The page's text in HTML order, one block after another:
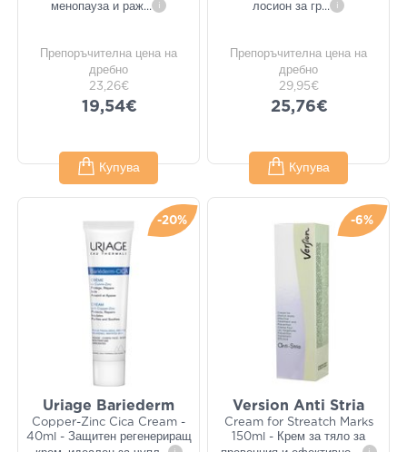
менопауза и раж... i
Препоръчителна цена на
дребно
23,26€
19,54€
Купува
лосион за гр... i
Препоръчителна цена на
дребно
29,95€
25,76€
Купува
-20%
Uriage Bariederm
Copper-Zinc Cica Cream -
40ml - Защитен регенериращ
-6%
Version Anti Stria
Cream for Streatch Marks
150ml - Крем за тяло за